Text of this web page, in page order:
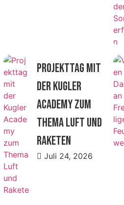
Projekttag mit
der Kugler
Academy zum
Thema Luft und
Raketen
Juli 24, 2026